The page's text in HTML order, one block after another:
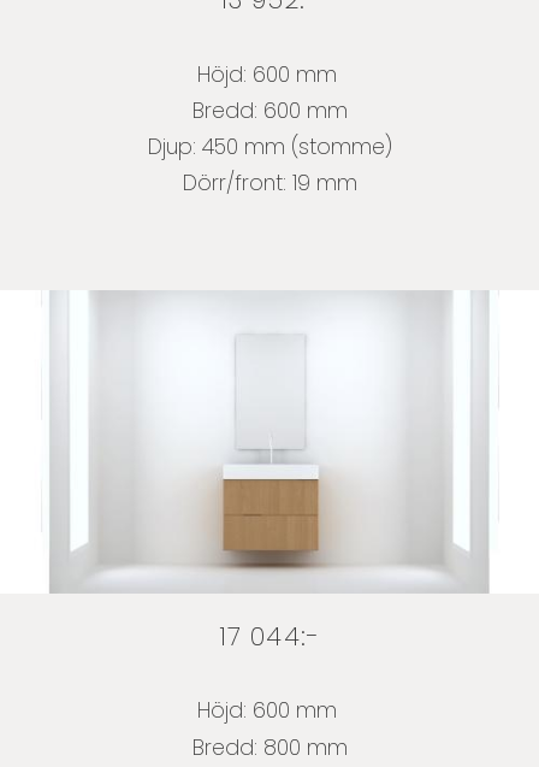
Höjd: 600 mm
Bredd: 600 mm
Djup: 450 mm (stomme)
Dörr/front: 19 mm
17 044:-
Höjd: 600 mm
Bredd: 800 mm